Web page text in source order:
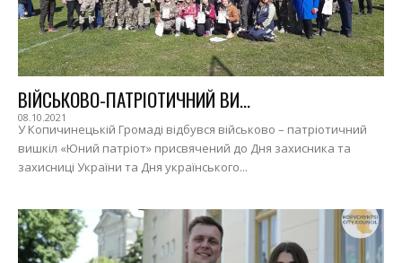
ВІЙСЬКОВО-ПАТРІОТИЧНИЙ ВИ...
08.10.2021
У Копичинецькій Громаді відбувся військово – патріотичний
вишкіл «Юний патріот» присвячений до Дня захисника та
захисниці України та Дня українського...